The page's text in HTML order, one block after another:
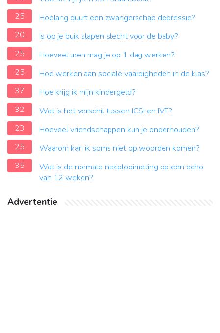
25
Hoelang duurt een zwangerschap depressie?
20
Is op je buik slapen slecht voor de baby?
25
Hoeveel uren mag je op 1 dag werken?
25
Hoe werken aan sociale vaardigheden in de klas?
37
Hoe krijg ik mijn kindergeld?
32
Wat is het verschil tussen ICSI en IVF?
23
Hoeveel vriendschappen kun je onderhouden?
25
Waarom kan ik soms niet op woorden komen?
35
Wat is de normale nekplooimeting op een echo
van 12 weken?
Advertentie